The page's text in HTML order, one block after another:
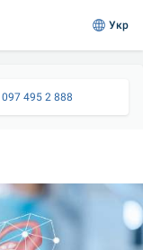
Укр
097 495 2 888